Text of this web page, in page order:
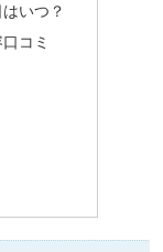
いつ？
コミ